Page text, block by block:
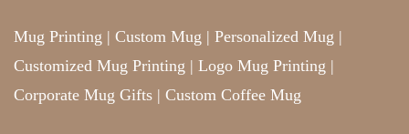
Mug Printing | Custom Mug | Personalized Mug |
Customized Mug Printing | Logo Mug Printing |
Corporate Mug Gifts | Custom Coffee Mug